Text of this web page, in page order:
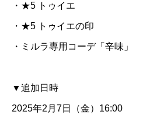
・★5 トゥイエ
・★5 トゥイエの印
・ミルラ専用コーデ「辛味」
▼追加日時
2025年2月7日（金）16:00